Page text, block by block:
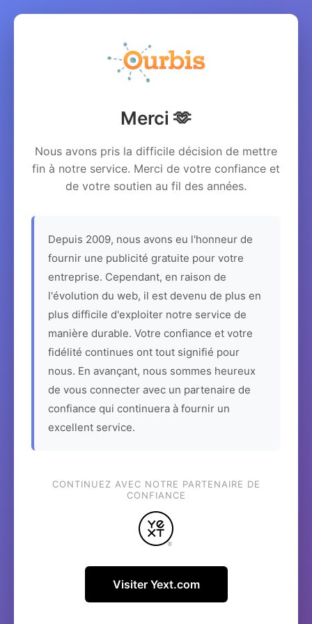
Merci 🫶
Nous avons pris la difficile décision de mettre
fin à notre service. Merci de votre confiance et
de votre soutien au fil des années.
Depuis 2009, nous avons eu l'honneur de
fournir une publicité gratuite pour votre
entreprise. Cependant, en raison de
l'évolution du web, il est devenu de plus en
plus difficile d'exploiter notre service de
manière durable. Votre confiance et votre
fidélité continues ont tout signifié pour
nous. En avançant, nous sommes heureux
de vous connecter avec un partenaire de
confiance qui continuera à fournir un
excellent service.
CONTINUEZ AVEC NOTRE PARTENAIRE DE
CONFIANCE
Visiter Yext.com